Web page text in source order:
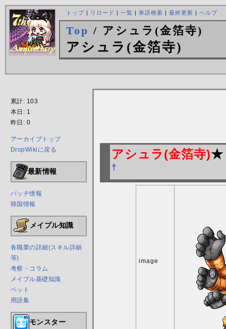
トップ| リロード | 一覧 | 単語検索 | 最終更新 | ヘルプ
Top / アシュラ(金箔寺)
アシュラ(金箔寺)
累計: 103
本日: 1
昨日: 0
アーカイブトップ
DropWikiに戻る
最新情報
パッチ情報
韓国情報
メイプル知識
各職業の詳細(スキル詳細
等)
考察・コラム
メイプル基礎知識
ペット
用語集
モンスター
アシュラ(金箔寺)★
†
image